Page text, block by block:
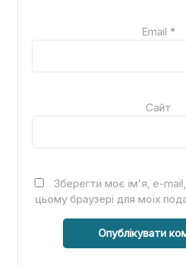
Email *
Сайт
Зберегти моє ім'я, e-
цьому браузері для моїх